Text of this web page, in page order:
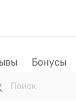
Бонусы